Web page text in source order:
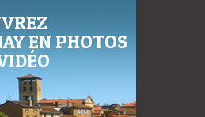
EN PHOTOS